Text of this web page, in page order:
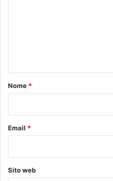
n
o
o
Nome *
Email *
Sito web